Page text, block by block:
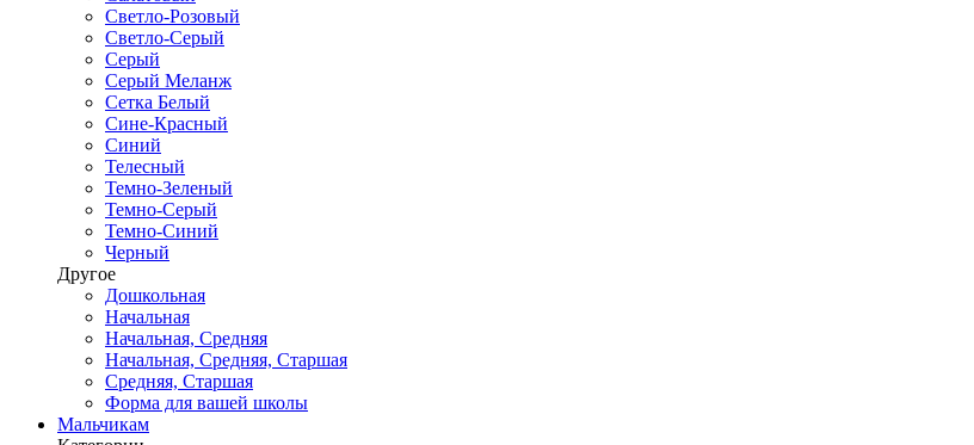
Светло-Розовый
Светло-Серый
Серый
Серый Меланж
Сетка Белый
Сине-Красный
Синий
Телесный
Темно-Зеленый
Темно-Серый
Темно-Синий
Черный
Другое
Дошкольная
Начальная
Начальная, Средняя
Начальная, Средняя, Старшая
Средняя, Старшая
Форма для вашей школы
Мальчикам